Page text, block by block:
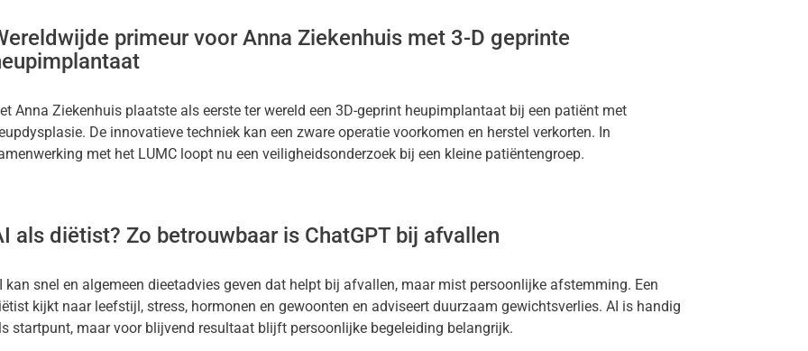
primeur voor Anna Ziekenhuis met 3-D geprinte
Anna Ziekenhuis plaatste als eerste ter wereld een 3D-geprint heupimplantaat bij een patiënt met
De innovatieve techniek kan een zware operatie voorkomen en herstel verkorten. In
met het LUMC loopt nu een veiligheidsonderzoek bij een kleine patiëntengroep.
als diëtist? Zo betrouwbaar is ChatGPT bij afvallen
kan snel en algemeen dieetadvies geven dat helpt bij afvallen, maar mist persoonlijke afstemming. Een
kijkt naar leefstijl, stress, hormonen en gewoonten en adviseert duurzaam gewichtsverlies. AI is handig
startpunt, maar voor blijvend resultaat blijft persoonlijke begeleiding belangrijk.